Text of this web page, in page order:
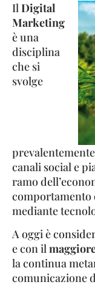
IlDigital
Marketing
è una
disciplina
che si
svolge
canali social e
ramo
comportamento
mediante
A oggi è
e con il
la continua
comunicazione